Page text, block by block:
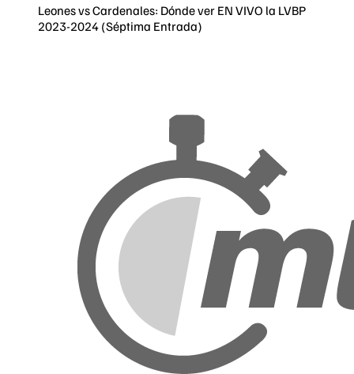
Leones vs Cardenales: Dónde ver EN VIVO la LVBP
2023-2024 (Séptima Entrada)